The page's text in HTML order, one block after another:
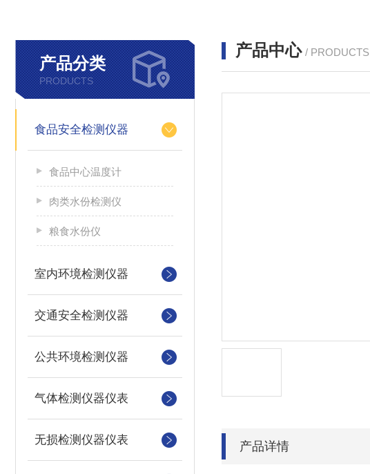
产品分类
PRODUCTS
食品安全检测仪器
食品中心温度计
肉类水份检测仪
粮食水份仪
室内环境检测仪器
交通安全检测仪器
公共环境检测仪器
气体检测仪器仪表
无损检测仪器仪表
产品中心 / PRODUCTS
产品详情